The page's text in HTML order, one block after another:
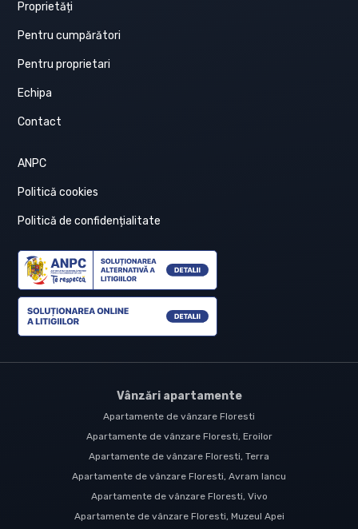
Proprietăți
Pentru cumpărători
Pentru proprietari
Echipa
Contact
ANPC
Politică cookies
Politică de confidențialitate
Vânzări apartamente
Apartamente de vânzare Floresti
Apartamente de vânzare Floresti, Eroilor
Apartamente de vânzare Floresti, Terra
Apartamente de vânzare Floresti, Avram Iancu
Apartamente de vânzare Floresti, Vivo
Apartamente de vânzare Floresti, Muzeul Apei